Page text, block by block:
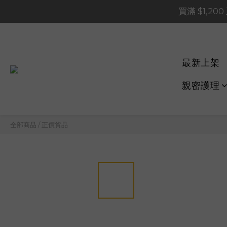
買滿
買滿
📢 系統維護通知 –
買滿
最新上架
親密護理
全部商品 / 正價貨品